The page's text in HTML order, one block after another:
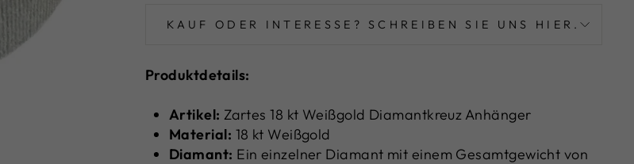
KAUF ODER INTERESSE? SCHREIBEN SIE UNS HIER.
Produktdetails:
Artikel: Zartes 18 kt Weißgold Diamantkreuz Anhänger
Material: 18 kt Weißgold
Diamant: Ein einzelner Diamant mit einem Gesamtgewicht von